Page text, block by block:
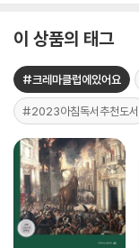
이 상품의 태그
#크레마클럽에있어요
#2023아침독서추천도서